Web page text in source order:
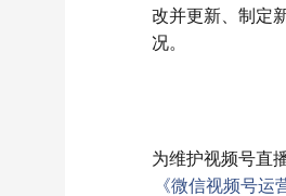
改并更新、制定
况。
为维护视频号直
《微信视频号运